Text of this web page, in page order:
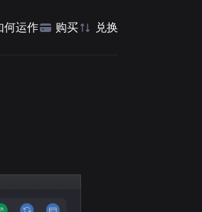
何运作 购买 兑换